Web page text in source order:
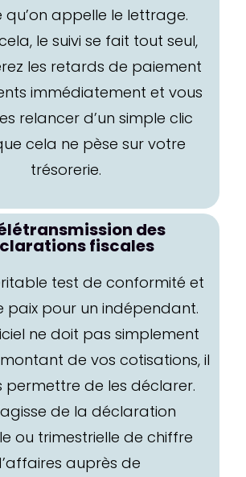
qu’on appelle le lettrage.
le suivi se fait tout seul,
les retards de paiement
immédiatement et vous
relancer d’un simple clic
cela ne pèse sur votre
trésorerie.
des
fiscales
test de conformité et
paix pour un indépendant.
ne doit pas simplement
de vos cotisations, il
permettre de les déclarer.
de la déclaration
ou trimestrielle de chiffre
auprès de